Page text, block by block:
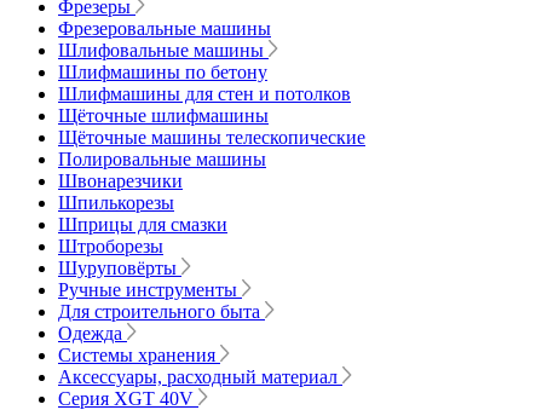
Фрезеры
Фрезеровальные машины
Шлифовальные машины
Шлифмашины по бетону
Шлифмашины для стен и потолков
Щёточные шлифмашины
Щёточные машины телескопические
Полировальные машины
Швонарезчики
Шпилькорезы
Шприцы для смазки
Штроборезы
Шуруповёрты
Ручные инструменты
Для строительного быта
Одежда
Системы хранения
Аксессуары, расходный материал
Серия XGT 40V